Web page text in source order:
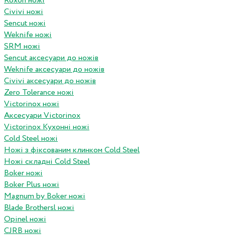
Civivi ножі
Sencut ножі
Weknife ножі
SRM ножі
Sencut аксесуари до ножів
Weknife аксесуари до ножів
Civivi аксесуари до ножів
Zero Tolerance ножі
Victorinox ножі
Аксесуари Victorinox
Victorinox Кухонні ножі
Cold Steel ножі
Ножі з фіксованим клинком Cold Steel
Ножі складні Cold Steel
Boker ножі
Boker Plus ножі
Magnum by Boker ножі
Blade Brothersl ножі
Opinel ножі
CJRB ножі